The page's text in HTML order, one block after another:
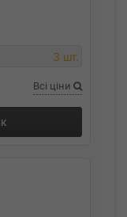
3 шт.
Всі ціни